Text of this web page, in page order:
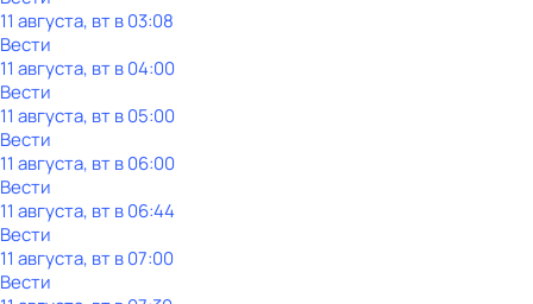
11 августа, вт в 03:08
Вести
11 августа, вт в 04:00
Вести
11 августа, вт в 05:00
Вести
11 августа, вт в 06:00
Вести
11 августа, вт в 06:44
Вести
11 августа, вт в 07:00
Вести